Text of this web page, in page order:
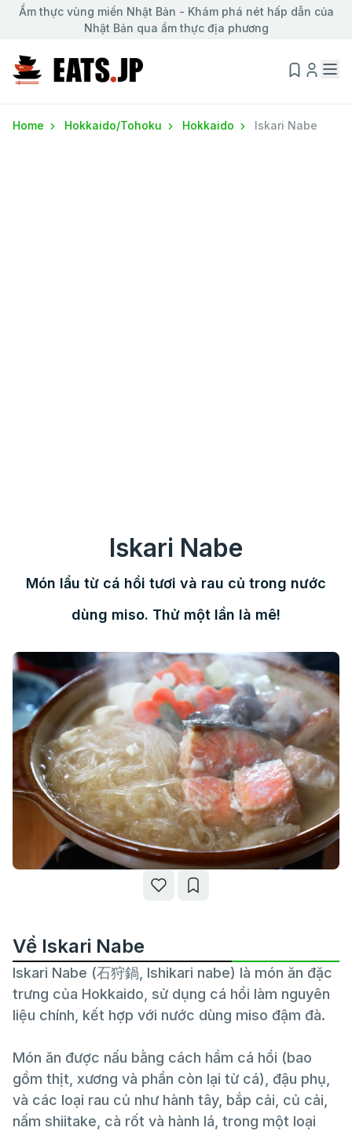
Ẩm thực vùng miền Nhật Bản - Khám phá nét hấp dẫn của
Nhật Bản qua ẩm thực địa phương
Home Hokkaido/Tohoku Hokkaido Iskari Nabe
Iskari Nabe
Món lẩu từ cá hồi tươi và rau củ trong nước
dùng miso. Thử một lần là mê!
Về Iskari Nabe
Iskari Nabe (石狩鍋, Ishikari nabe) là món ăn đặc
trưng của Hokkaido, sử dụng cá hồi làm nguyên
liệu chính, kết hợp với nước dùng miso đậm đà.
Món ăn được nấu bằng cách hầm cá hồi (bao
gồm thịt, xương và phần còn lại từ cá), đậu phụ,
và các loại rau củ như hành tây, bắp cải, củ cải,
nấm shiitake, cà rốt và hành lá, trong một loại